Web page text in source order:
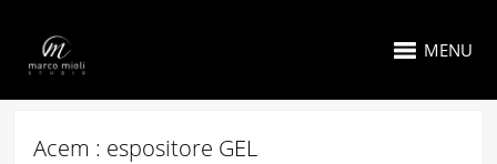
MENU
Acem : espositore GEL